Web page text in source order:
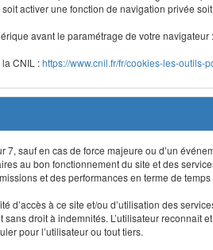
activer une fonction de navigation privée
avant le paramétrage de votre
CNIL :https://www.cnil.fr/fr/cookies-les-outils-
7, sauf en cas de force majeure ou d’un
au bon fonctionnement du site et des
et des performances en terme de
d’accès à ce site et/ou d’utilisation des
droit à indemnités. L’utilisateur reconnaît
pour l’utilisateur ou tout tiers.